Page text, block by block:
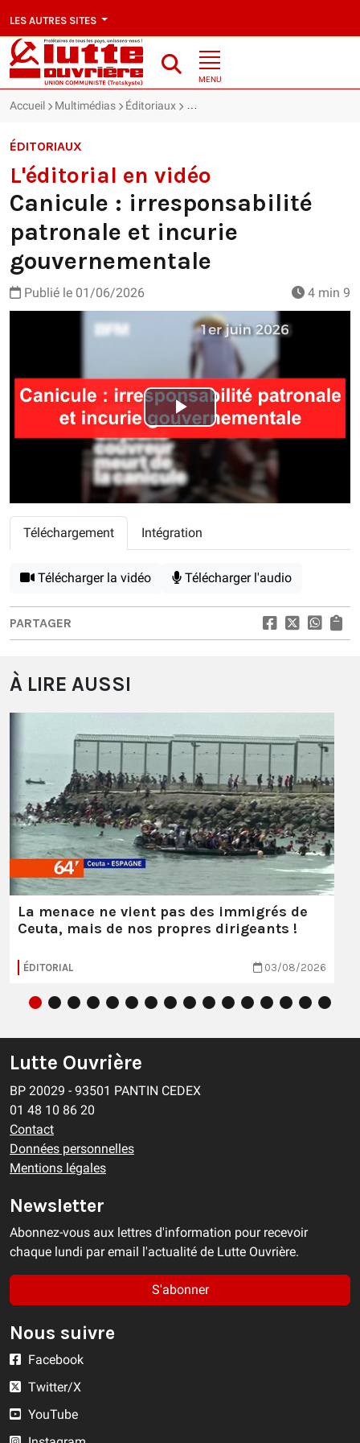
LES AUTRES SITES
MENU
Accueil Multimédias Éditoriaux L'éditorial en vidéo : Canicule :
ÉDITORIAUX
L'éditorial en vidéo
Canicule : irresponsabilité
patronale et incurie
gouvernementale
Publié le 01/06/2026 4 min 9
Play
Video
Téléchargement Intégration
Télécharger la vidéo Télécharger l'audio
PARTAGER
À LIRE AUSSI
La menace ne vient pas des immigrés de
Ceuta, mais de nos propres dirigeants !
ÉDITORIAL 03/08/2026
Lutte Ouvrière
BP 20029 - 93501 PANTIN CEDEX
01 48 10 86 20
Contact
Données personnelles
Mentions légales
Newsletter
Abonnez-vous aux lettres d'information pour recevoir
chaque lundi par email l'actualité de Lutte Ouvrière.
S'abonner
Nous suivre
Facebook
Twitter/X
YouTube